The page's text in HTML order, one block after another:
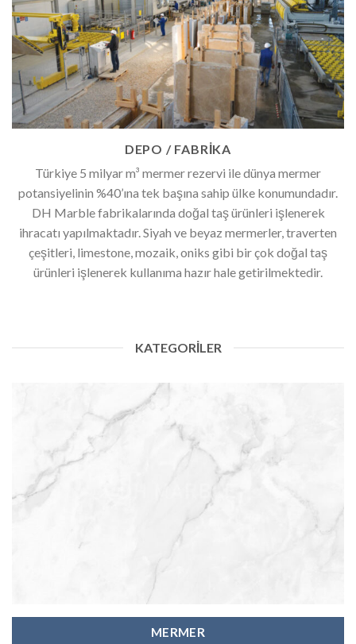
DEPO / FABRİKA
Türkiye 5 milyar m³ mermer rezervi ile dünya mermer
potansiyelinin %40’ına tek başına sahip ülke konumundadır.
DH Marble fabrikalarında doğal taş ürünleri işlenerek
ihracatı yapılmaktadır. Siyah ve beyaz mermerler, traverten
çeşitleri, limestone, mozaik, oniks gibi bir çok doğal taş
ürünleri işlenerek kullanıma hazır hale getirilmektedir.
KATEGORİLER
MERMER